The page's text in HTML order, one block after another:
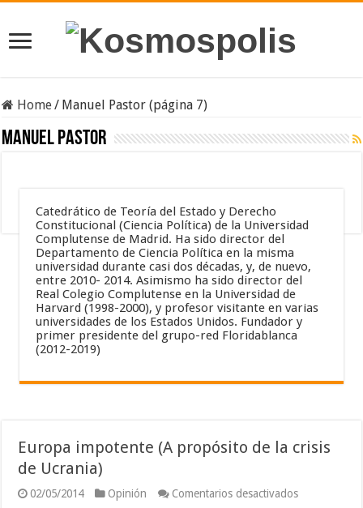
Home/ Manuel Pastor (página 7)
Manuel Pastor
Catedrático de Teoría del Estado y Derecho
Constitucional (Ciencia Política) de la Universidad
Complutense de Madrid. Ha sido director del
Departamento de Ciencia Política en la misma
universidad durante casi dos décadas, y, de nuevo,
entre 2010- 2014. Asimismo ha sido director del
Real Colegio Complutense en la Universidad de
Harvard (1998-2000), y profesor visitante en varias
universidades de los Estados Unidos. Fundador y
primer presidente del grupo-red Floridablanca
(2012-2019)
Europa impotente (A propósito de la crisis
de Ucrania)
02/05/2014 Opinión Comentarios desactivadosen